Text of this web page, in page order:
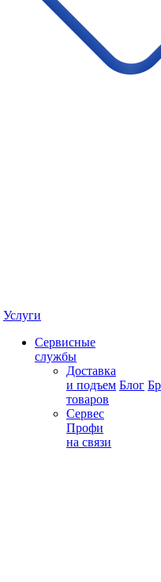
Услуги
Сервисные
службы
Доставка
и подъем
товаров
Сервес
Профи
на связи
Блог